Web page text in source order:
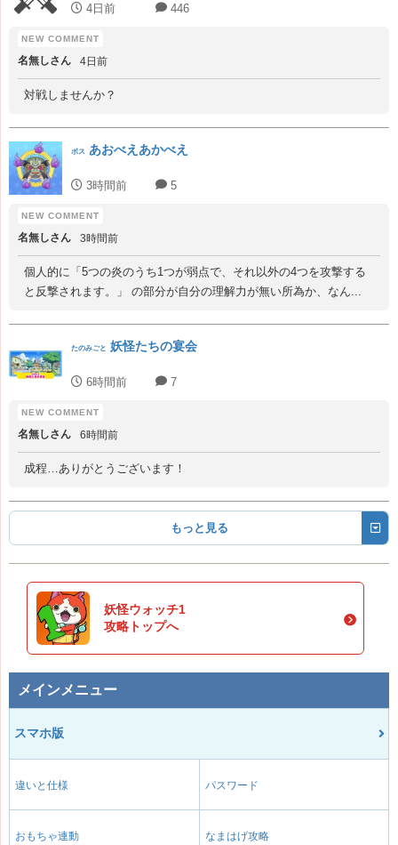
4日前 446
名無しさん 4日前
対戦しませんか？
ボス あおべえあかべえ
3時間前 5
名無しさん 3時間前
個人的に「5つの炎のうち1つが弱点で、それ以外の4つを攻撃する
と反撃されます。」 の部分が自分の理解力が無い所為か、なん...
たのみごと 妖怪たちの宴会
6時間前 7
名無しさん 6時間前
成程…ありがとうございます！
もっと見る
妖怪ウォッチ1
攻略トップへ
メインメニュー
スマホ版
違いと仕様 パスワード
おもちゃ連動 なまはげ攻略